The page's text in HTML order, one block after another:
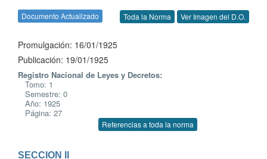
Documento Actualizado Toda la Norma Ver Imagen del D.O.
Promulgación: 16/01/1925
Publicación: 19/01/1925
Registro Nacional de Leyes y Decretos:
Tomo: 1
Semestre: 0
Año: 1925
Página: 27
Referencias a toda la norma
SECCION II